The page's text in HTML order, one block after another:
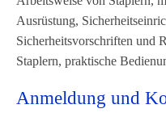
Ausrüstung,
Sicherheitsvorschriften und
Staplern, praktische
Anmeldung und